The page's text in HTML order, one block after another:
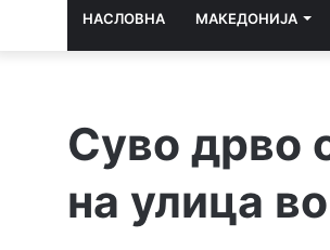
НАСЛОВНА МАКЕДОНИЈА
Суво дрво
на улица